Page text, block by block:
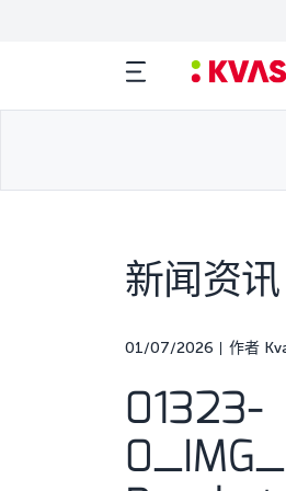
新闻资讯
01/07/2026 作者
01323-